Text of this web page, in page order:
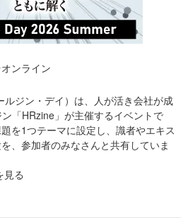
ンライン
ルジン・デイ）は、人が活き会社が成
「HRzine」が主催するイベントで
を1つテーマに設定し、識者やエキス
、参加者のみなさんと共有していま
見る